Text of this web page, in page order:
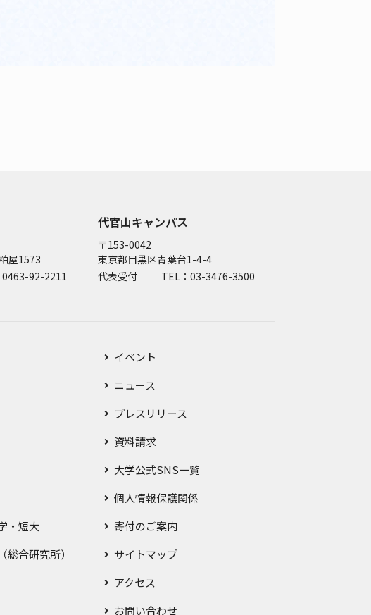
屋1573
92-2211
代官山キャンパス
〒153-0042
東京都目黒区青葉台1-4-4
代表受付
TEL：03-3476-3500
・短大
合研究所）
イベント
ニュース
プレスリリース
資料請求
大学公式SNS一覧
個人情報保護関係
寄付のご案内
サイトマップ
アクセス
お問い合わせ